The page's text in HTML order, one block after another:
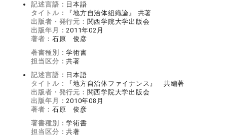
記述言語： 日本語
タイトル：
『地方自治体組織論』 共著
出版者・発行元： 関西学院大学出版会
出版年月：2011年02月
著者： 石原 俊彦
著書種別：学術書
担当区分：共著
記述言語： 日本語
タイトル：
『地方自治体ファイナンス』 共編著
出版者・発行元： 関西学院大学出版会
出版年月：2010年08月
著者： 石原 俊彦
著書種別：学術書
担当区分：共著